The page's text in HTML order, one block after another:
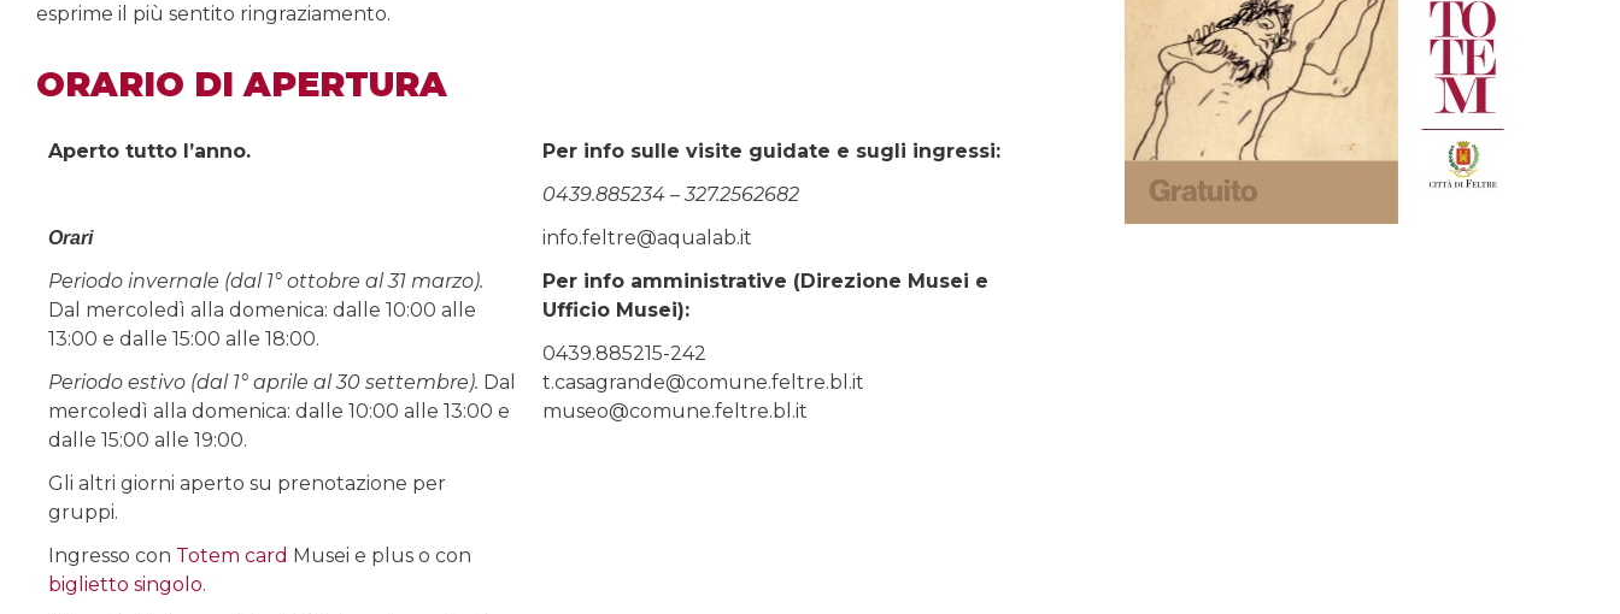
esprime il più sentito ringraziamento.
ORARIO DI APERTURA
Aperto tutto l’anno.
Orari
Periodo invernale (dal 1° ottobre al 31 marzo).
Dal mercoledì alla domenica: dalle 10:00 alle
13:00 e dalle 15:00 alle 18:00.
Periodo estivo (dal 1° aprile al 30 settembre). Dal
mercoledì alla domenica: dalle 10:00 alle 13:00 e
dalle 15:00 alle 19:00.
Gli altri giorni aperto su prenotazione per
gruppi.
Ingresso con Totem card Musei e plus o con
biglietto singolo.
Per info sulle visite guidate e sugli ingressi:
0439.885234 – 327.2562682
info.feltre@aqualab.it
Per info amministrative (Direzione Musei e
Ufficio Musei):
0439.885215-242
t.casagrande@comune.feltre.bl.it
museo@comune.feltre.bl.it